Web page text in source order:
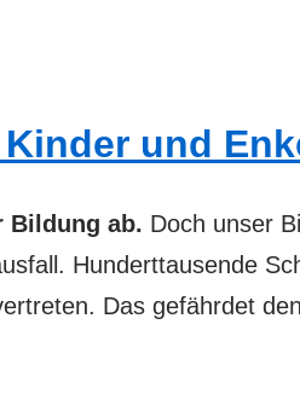
und
Bildung ab. Doch unser
Hunderttausende
Das gefährdet